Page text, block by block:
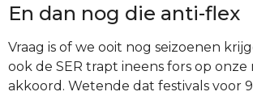
En dan nog die anti-flex
Vraag is of we ooit nog seizoenen
ook de SER trapt ineens fors op
akkoord. Wetende dat festivals voor